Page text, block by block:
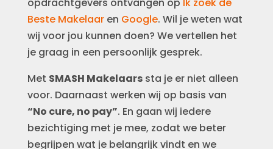
Beste Makelaaren Google. Wil je weten wat
wij voor jou kunnen doen? We vertellen het
je graag in een persoonlijk gesprek.
Met SMASH Makelaarssta je er niet alleen
voor. Daarnaast werken wij op basis van
“No cure, no pay”. En gaan wij iedere
bezichtiging met je mee, zodat we beter
begrijpen wat je belangrijk vindt en we